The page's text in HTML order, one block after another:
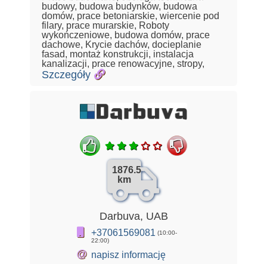
budowy, budowa budynków, budowa
domów, prace betoniarskie, wiercenie pod
filary, prace murarskie, Roboty
wykończeniowe, budowa domów, prace
dachowe, Krycie dachów, docieplanie
fasad, montaż konstrukcji, instalacja
kanalizacji, prace renowacyjne, stropy,
Szczegóły
1876.5
km
Darbuva, UAB
+37061569081 (10:00-
22:00)
@ napisz informację